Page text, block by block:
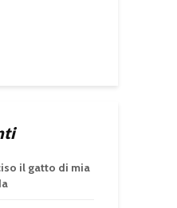
il gatto di mia